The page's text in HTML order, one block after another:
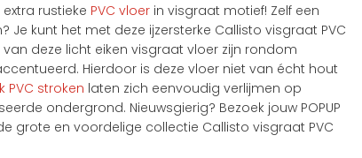
rustieke PVC vloer in visgraat motief! Zelf een
Je kunt het met deze ijzersterke Callisto visgraat PVC
van deze licht eiken visgraat vloer zijn rondom
Hierdoor is deze vloer niet van écht hout
PVC stroken laten zich eenvoudig verlijmen op
ondergrond. Nieuwsgierig? Bezoek jouw POPUP
grote en voordelige collectie Callisto visgraat PVC